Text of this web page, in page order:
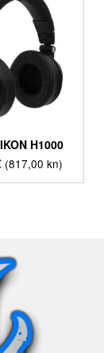
H1000
(817,00 kn)